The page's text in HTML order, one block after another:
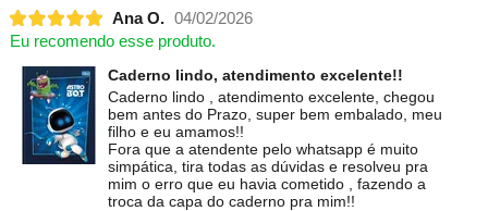
Ana O. 04/02/2026
Eu recomendo esse produto.
Caderno lindo, atendimento excelente!!
Caderno lindo , atendimento excelente, chegou
bem antes do Prazo, super bem embalado, meu
filho e eu amamos!!
Fora que a atendente pelo whatsapp é muito
simpática, tira todas as dúvidas e resolveu pra
mim o erro que eu havia cometido , fazendo a
troca da capa do caderno pra mim!!